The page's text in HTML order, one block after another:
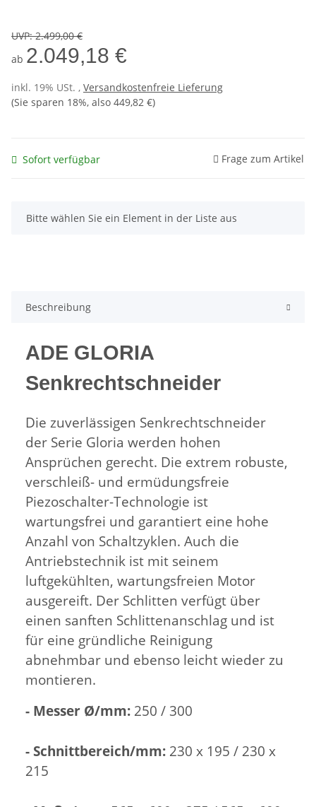
UVP:2.499,00 €
ab 2.049,18 €
inkl. 19% USt. , Versandkostenfreie Lieferung
(Sie sparen 18%, also 449,82 €)
Sofort verfügbar Frage zum Artikel
x
Bitte wählen Sie ein Element in der Liste aus
Beschreibung
ADE GLORIA
Senkrechtschneider
Die zuverlässigen Senkrechtschneider
der Serie Gloria werden hohen
Ansprüchen gerecht. Die extrem robuste,
verschleiß- und ermüdungsfreie
Piezoschalter-Technologie ist
wartungsfrei und garantiert eine hohe
Anzahl von Schaltzyklen. Auch die
Antriebstechnik ist mit seinem
luftgekühlten, wartungsfreien Motor
ausgereift. Der Schlitten verfügt über
einen sanften Schlittenanschlag und ist
für eine gründliche Reinigung
abnehmbar und ebenso leicht wieder zu
montieren.
- Messer Ø/mm: 250 / 300
- Schnittbereich/mm: 230 x 195 / 230 x
215